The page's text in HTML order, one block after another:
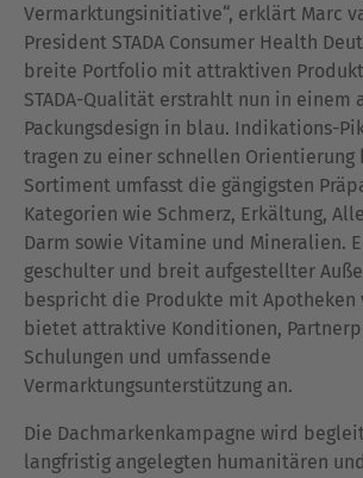
Vermarktungsinitiative“, erklärt Marc
President STADA Consumer Health
breite Portfolio mit attraktiven
STADA-Qualität erstrahlt nun in einem
Packungsdesign in blau. Indikations-
tragen zu einer schnellen Orientierung
Sortiment umfasst die gängigsten
Kategorien wie Schmerz, Erkältung,
Darm sowie Vitamine und Mineralien.
geschulter und breit aufgestellter
bespricht die Produkte mit Apotheken
bietet attraktive Konditionen,
Schulungen und umfassende
Vermarktungsunterstützung an.
Die Dachmarkenkampagne wird
langfristig angelegten humanitären